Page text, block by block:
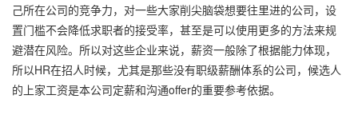
己所在公司的竞争力，对一些大家削尖脑袋想要往里进的公司，设
置门槛不会降低求职者的接受率，甚至是可以使用更多的方法来规
避潜在风险。所以对这些企业来说，薪资一般除了根据能力体现，
所以HR在招人时候，尤其是那些没有职级薪酬体系的公司，候选人
的上家工资是本公司定薪和沟通offer的重要参考依据。